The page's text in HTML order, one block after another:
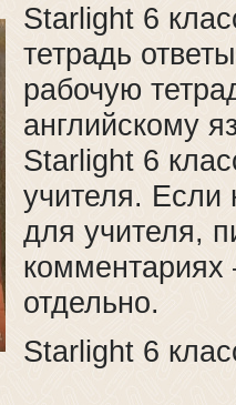
Starlight 6
тетрадь
рабочую
английскому
Starlight 6
учителя. Если
для учителя,
отдельно.
Starlight 6